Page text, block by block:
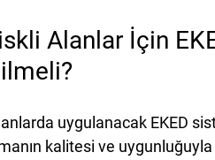
Alanlar İçin
uygulanacak EKED
kalitesi ve